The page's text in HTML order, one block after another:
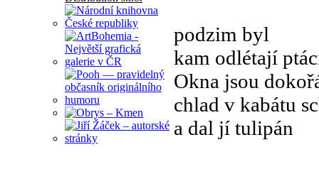
podzim byl
kam odlétají
Okna jsou
chlad v kabátu
a dal jí tulipán